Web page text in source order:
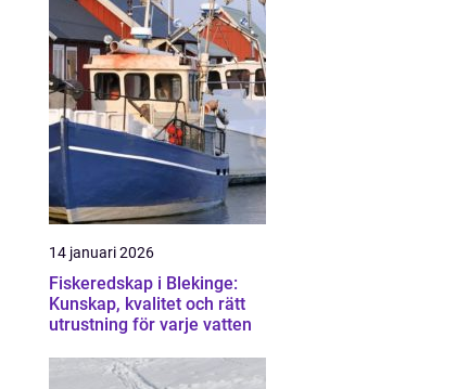
14 januari 2026
Fiskeredskap i Blekinge:
Kunskap, kvalitet och rätt
utrustning för varje vatten